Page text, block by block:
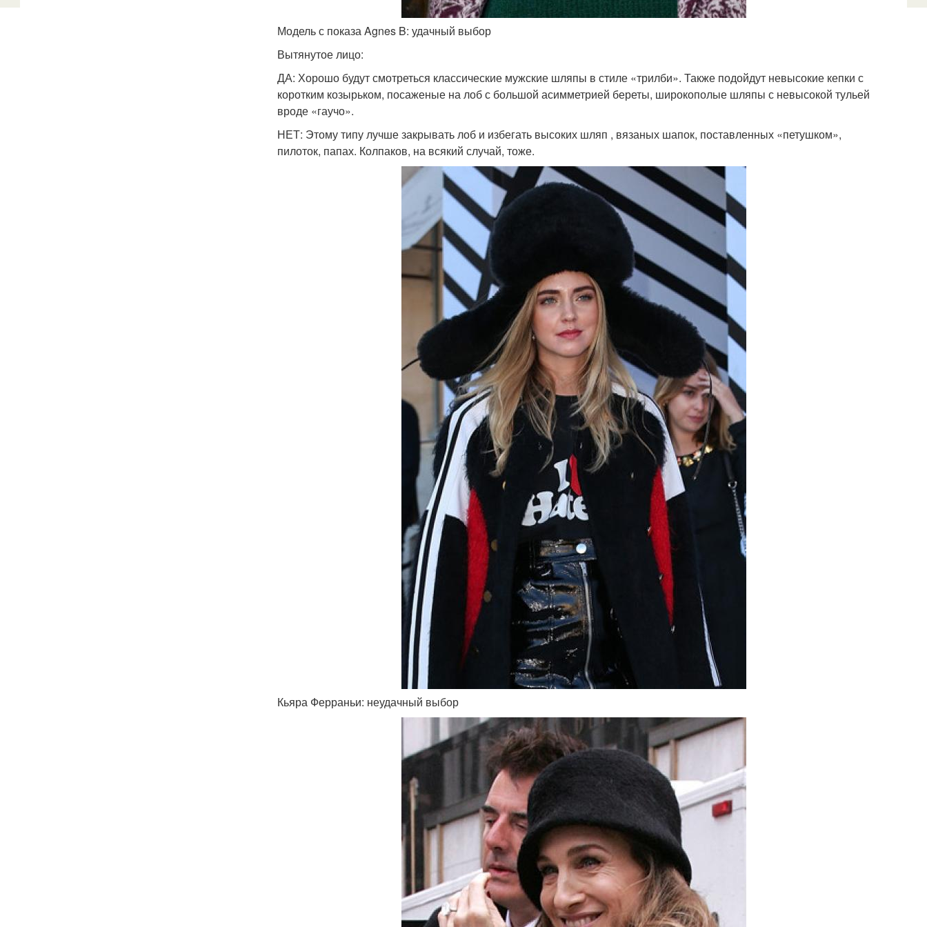
Модель с показа Agnes B: удачный выбор
Вытянутое лицо:
ДА: Хорошо будут смотреться классические мужские шляпы в стиле «трилби». Также подойдут невысокие кепки с
коротким козырьком, посаженые на лоб с большой асимметрией береты, широкополые шляпы с невысокой тульей
вроде «гаучо».
НЕТ: Этому типу лучше закрывать лоб и избегать высоких шляп , вязаных шапок, поставленных «петушком»,
пилоток, папах. Колпаков, на всякий случай, тоже.
Кьяра Ферраньи: неудачный выбор